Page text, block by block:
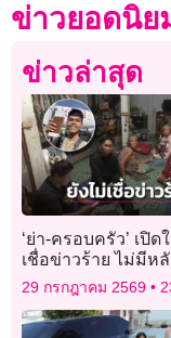
ข่าวยอดนิย
ข่าวล่าสุด
‘ย่า-ครอบครัว’ เปิด
เชื่อข่าวร้าย ไม่มีห
ยืนยัน ‘ฮลุน โซโล่’ เ
29 กรกฎาคม 2569